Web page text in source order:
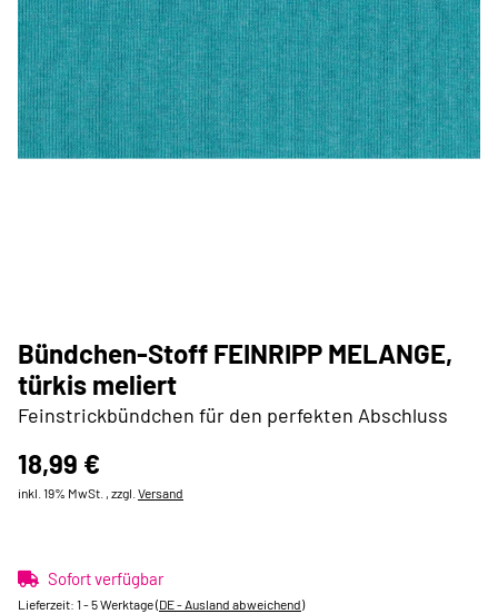
Bündchen-Stoff FEINRIPP MELANGE,
türkis meliert
Feinstrickbündchen für den perfekten Abschluss
18,99 €
inkl. 19% MwSt. , zzgl. Versand
Sofort verfügbar
Lieferzeit: 1 - 5 Werktage(DE - Ausland abweichend)